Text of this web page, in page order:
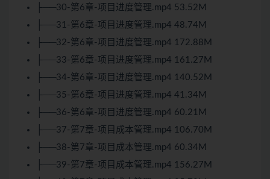
├──30-第6章-项目进度管理.mp4 53.52M
├──31-第6章-项目进度管理.mp4 48.74M
├──32-第6章-项目进度管理.mp4 172.88M
├──33-第6章-项目进度管理.mp4 161.27M
├──34-第6章-项目进度管理.mp4 140.52M
├──35-第6章-项目进度管理.mp4 41.34M
├──36-第6章-项目进度管理.mp4 60.21M
├──37-第7章-项目成本管理.mp4 106.70M
├──38-第7章-项目成本管理.mp4 60.34M
├──39-第7章-项目成本管理.mp4 156.27M